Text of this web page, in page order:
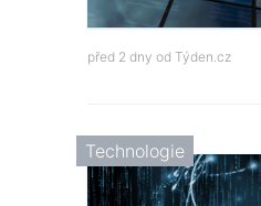
před 2 dny od Týden.cz
Technologie